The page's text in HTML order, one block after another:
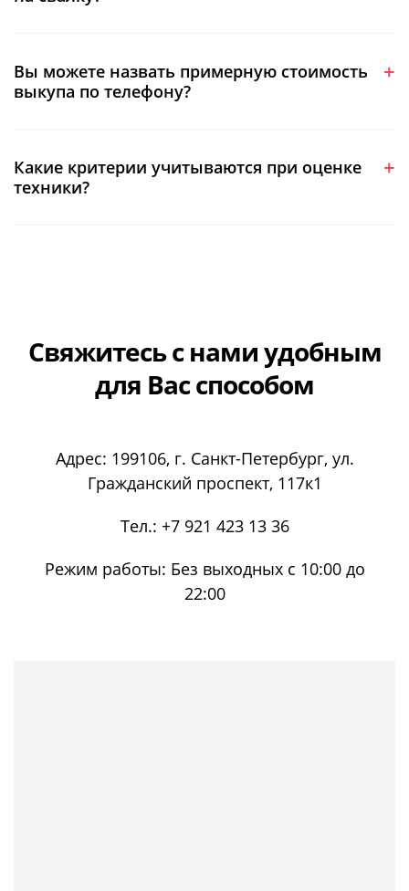
Вы можете назвать примерную стоимость
выкупа по телефону?
Какие критерии учитываются при оценке
техники?
Свяжитесь с намиудобным
для Вас способом
Адрес: 199106, г. Санкт-Петербург, ул.
Гражданский проспект, 117к1
Тел.: +7 921 423 13 36
Режим работы: Без выходных с 10:00 до
22:00